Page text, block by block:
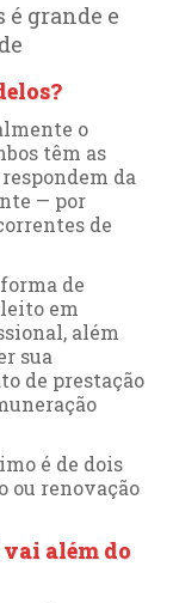
grande e
o
têm as
da
— por
de
de
em
além
sua
de prestação
é de dois
ou renovação
além do